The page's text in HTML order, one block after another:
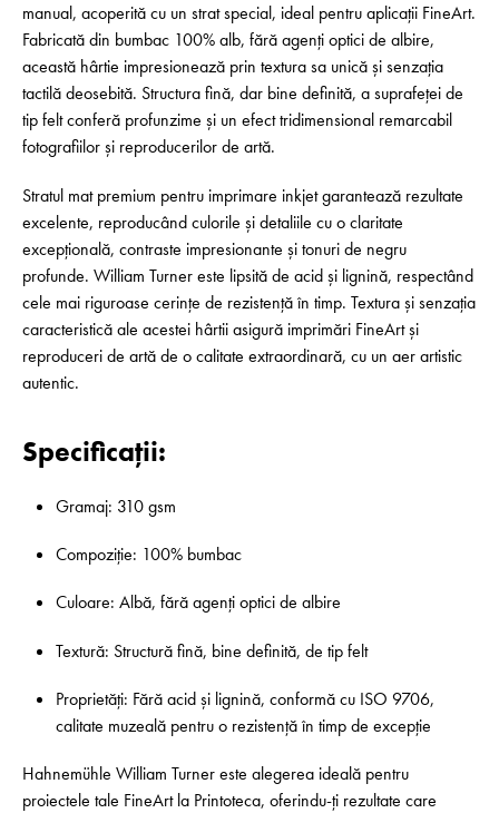
manual, acoperită cu un strat special, ideal pentru aplicații FineArt.
Fabricată din bumbac 100% alb, fără agenți optici de albire,
această hârtie impresionează prin textura sa unică și senzația
tactilă deosebită. Structura fină, dar bine definită, a suprafeței de
tip felt conferă profunzime și un efect tridimensional remarcabil
fotografiilor și reproducerilor de artă.
Stratul mat premium pentru imprimare inkjet garantează rezultate
excelente, reproducând culorile și detaliile cu o claritate
excepțională, contraste impresionante și tonuri de negru
profunde. William Turner este lipsită de acid și lignină, respectând
cele mai riguroase cerințe de rezistență în timp. Textura și senzația
caracteristică ale acestei hârtii asigură imprimări FineArt și
reproduceri de artă de o calitate extraordinară, cu un aer artistic
autentic.
Specificații:
Gramaj: 310 gsm
Compoziție: 100% bumbac
Culoare: Albă, fără agenți optici de albire
Textură: Structură fină, bine definită, de tip felt
Proprietăți: Fără acid și lignină, conformă cu ISO 9706,
calitate muzeală pentru o rezistență în timp de excepție
Hahnemühle William Turner este alegerea ideală pentru
proiectele tale FineArt la Printoteca, oferindu-ți rezultate care